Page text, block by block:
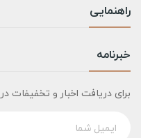
راهنمایی
خبرنامه
برای دریافت اخبار و تخفیفات